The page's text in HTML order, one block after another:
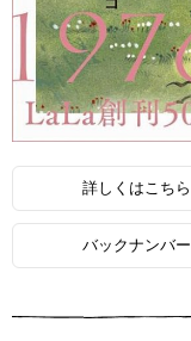
詳しくはこちら
バックナンバー